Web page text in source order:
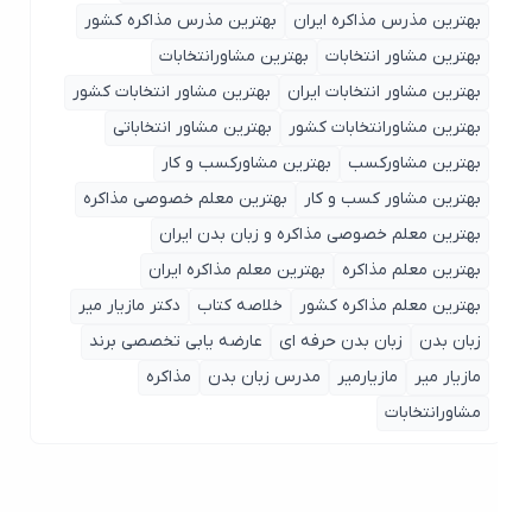
بهترین مذرس مذاکره ایران
بهترین مذرس مذاکره کشور
بهترین مشاور انتخابات
بهترین مشاورانتخابات
بهترین مشاور انتخابات ایران
بهترین مشاور انتخابات کشور
بهترین مشاورانتخابات کشور
بهترین مشاور انتخاباتی
بهترین مشاورکسب
بهترین مشاورکسب و کار
بهترین مشاور کسب و کار
بهترین معلم خصوصی مذاکره
بهترین معلم خصوصی مذاکره و زبان بدن ایران
بهترین معلم مذاکره
بهترین معلم مذاکره ایران
بهترین معلم مذاکره کشور
خلاصه کتاب
دکتر مازیار میر
زبان بدن
زبان بدن حرفه ای
عارضه یابی تخصصی برند
مازیار میر
مازیارمیر مدرس زبان بدن
مذاکره
مشاورانتخابات